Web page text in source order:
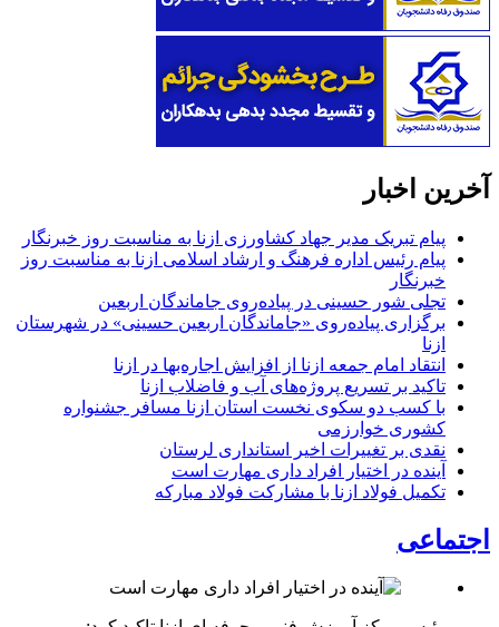
آخرین اخبار
پیام تبریک مدیر جهاد کشاورزی ازنا به مناسبت روز خبرنگار
پیام رئیس اداره فرهنگ و ارشاد اسلامی ازنا به مناسبت روز
خبرنگار
تجلی شور حسینی در پیاده‌روی جاماندگان اربعین
برگزاری پیاده‌روی «جاماندگان اربعین حسینی» در شهرستان
ازنا
انتقاد امام جمعه ازنا از افزایش اجاره‌بها در ازنا
تاکید بر تسریع پروژه‌های آب و فاضلاب ازنا
با کسب دو سکوی نخست استان ازنا مسافر جشنواره
کشوری خوارزمی
نقدی بر تغییرات اخیر استانداری لرستان
آینده در اختیار افراد داری مهارت است
تکمیل فولاد ازنا با مشارکت فولاد مبارکه
اجتماعی